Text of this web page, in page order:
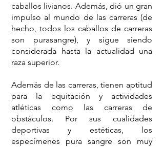
caballos livianos. Además, dió un gran
impulso al mundo de las carreras (de
hecho, todos los caballos de carreras
son purasangre), y sigue siendo
considerada hasta la actualidad una
raza superior.
Además de las carreras, tienen aptitud
para la equitación y actividades
atléticas como las carreras de
obstáculos. Por sus cualidades
deportivas y estéticas, los
especímenes pura sangre son muy